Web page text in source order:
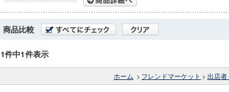
商品比較
1件中1件表示
ホーム > フレンドマーケット > 出店者